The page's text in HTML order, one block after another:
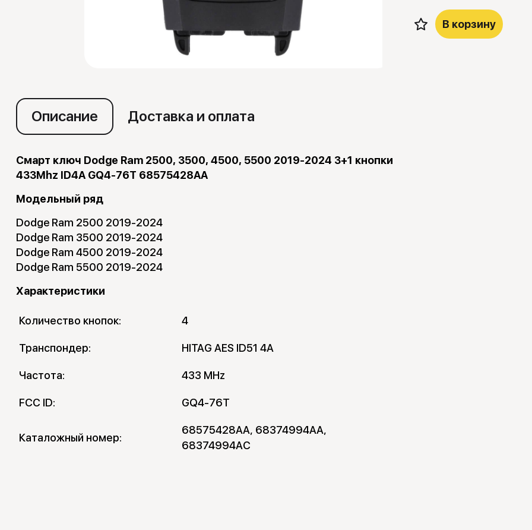
В корзину
Описание Доставка и оплата
Смарт ключ Dodge Ram 2500, 3500, 4500, 5500 2019-2024 3+1 кнопки
433Mhz ID4A GQ4-76T 68575428AA
Модельный ряд
Dodge Ram 2500 2019-2024
Dodge Ram 3500 2019-2024
Dodge Ram 4500 2019-2024
Dodge Ram 5500 2019-2024
Характеристики
Количество кнопок: 4
Транспондер: HITAG AES ID51 4A
Частота: 433 MHz
FCC ID: GQ4-76T
Каталожный номер:
68575428AA, 68374994AA,
68374994AC